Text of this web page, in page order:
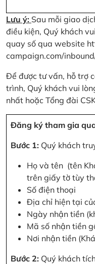
Lưu ý: Sau mỗi giao
điều kiện, Quý khách
quay số qua website
campaign.com/
Để được tư vấn, hỗ trợ
trình, Quý khách vui
nhất hoặc Tổng đài
Đăng ký tham gia
Bước 1: Quý khách
Họ và tên (tên
trên giấy tờ tùy
Số điện thoại
Địa chỉ hiện tại
Ngày nhận tiền
Mã số nhận tiền
Nơi nhận tiền
Bước 2: Quý khách